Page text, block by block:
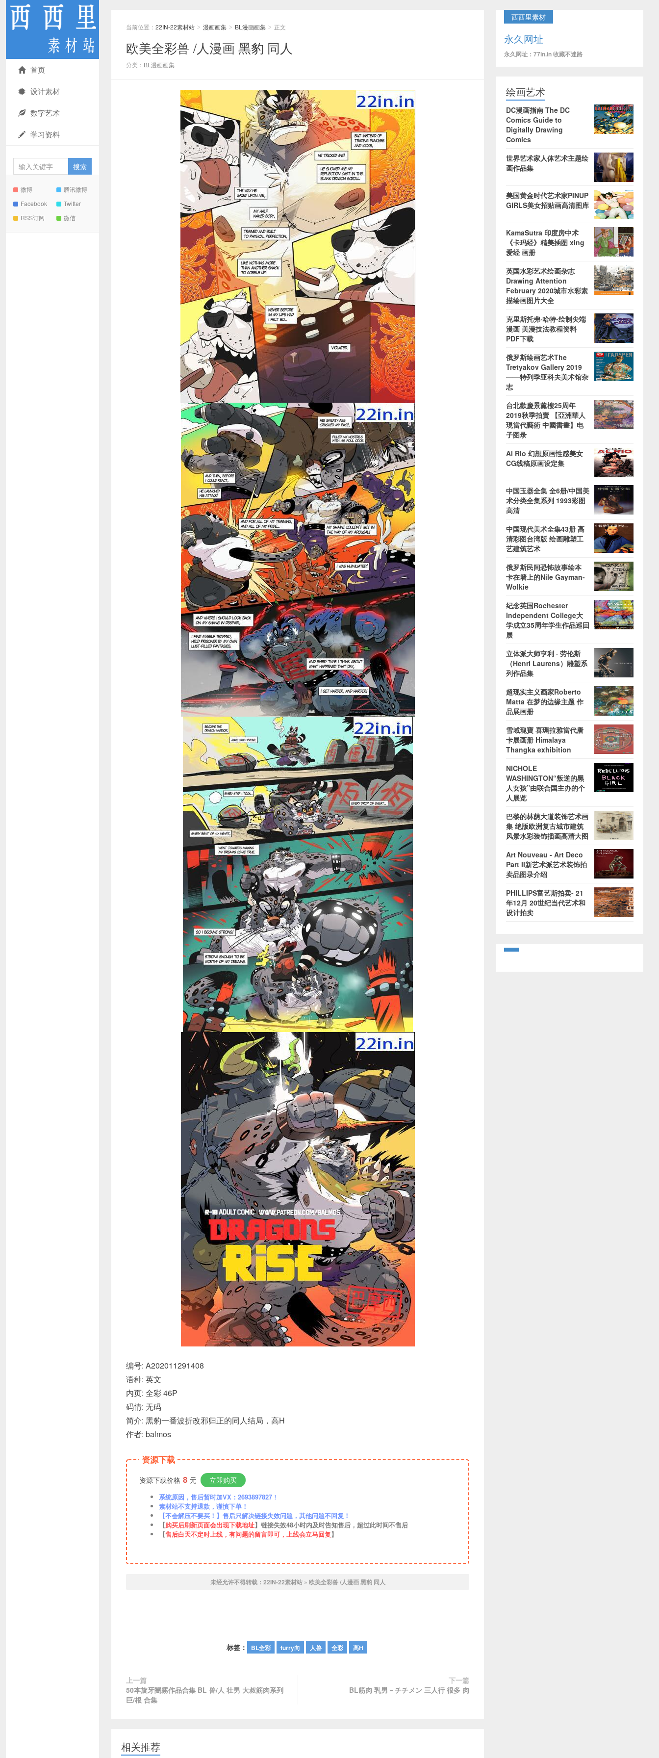
首页
设计素材
数字艺术
学习资料
微博
腾讯微博
Facebook
Twitter
RSS订阅
微信
当前位置： 22IN-22素材站 > 漫画画集 > BL漫画画集 > 正文
欧美全彩兽 /人漫画 黑豹 同人
分类： BL漫画画集
编号: A202011291408
语种: 英文
内页: 全彩 46P
码情: 无码
简介: 黑豹一番波折改邪归正的同人结局，高H
作者: balmos
资源下载
资源下载价格 8 元 立即购买
系统原因，售后暂时加VX：2693897827 ！
素材站不支持退款，谨慎下单！
【不会解压不要买！】售后只解决链接失效问题，其他问题不回复！
【购买后刷新页面会出现下载地址】链接失效48小时内及时告知售后，超过此时间不售后
【售后白天不定时上线，有问题的留言即可，上线会立马回复】
未经允许不得转载： 22IN-22素材站» 欧美全彩兽 /人漫画 黑豹 同人
标签： BL全彩 furry向 人兽 全彩 高H
上一篇
50本旋牙闇霧作品合集 BL 兽/人 壮男 大叔筋肉系列
巨/根 合集
下一篇
BL筋肉 乳男－チチメン 三人行 很多 肉
相关推荐
西西里素材
永久网址
永久网址：77in.in 收藏不迷路
绘画艺术
DC漫画指南 The DC
Comics Guide to
Digitally Drawing
Comics
世界艺术家人体艺术主题绘
画作品集
美国黄金时代艺术家PINUP
GIRLS美女招贴画高清图库
KamaSutra 印度房中术
《卡玛经》精美插图 xing
爱经 画册
英国水彩艺术绘画杂志
Drawing Attention
February 2020城市水彩素
描绘画图片大全
克里斯托弗·哈特-绘制尖端
漫画 美漫技法教程资料
PDF下载
俄罗斯绘画艺术The
Tretyakov Gallery 2019
——特列季亚科夫美术馆杂
志
台北歡慶景薰樓25周年
2019秋季拍賣 【亞洲華人
現當代藝術 中國書畫】电
子图录
Al Rio 幻想原画性感美女
CG线稿原画设定集
中国玉器全集 全6册/中国美
术分类全集系列 1993彩图
高清
中国现代美术全集43册 高
清彩图台湾版 绘画雕塑工
艺建筑艺术
俄罗斯民间恐怖故事绘本
卡在墙上的Nile Gayman-
Wolkie
纪念英国Rochester
Independent College大
学成立35周年学生作品巡回
展
立体派大师亨利 · 劳伦斯
（Henri Laurens）雕塑系
列作品集
超现实主义画家Roberto
Matta 在梦的边缘主题 作
品展画册
雪域瑰寶 喜瑪拉雅當代唐
卡展画册 Himalaya
Thangka exhibition
NICHOLE
WASHINGTON“叛逆的黑
人女孩”由联合国主办的个
人展览
巴黎的林荫大道装饰艺术画
集 绝版欧洲复古城市建筑
风景水彩装饰插画高清大图
Art Nouveau - Art Deco
Part II新艺术派艺术装饰拍
卖品图录介绍
PHILLIPS富艺斯拍卖- 21
年12月 20世纪当代艺术和
设计拍卖